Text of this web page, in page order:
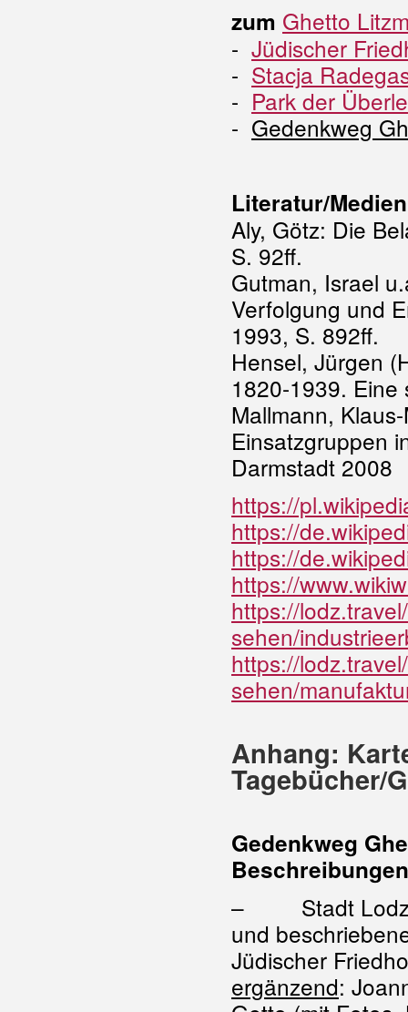
zum Ghetto
- Jüdischer
- Stacja
- Park der
- Gedenkweg
Literatur/Medien
Aly, Götz: Die
S. 92ff.
Gutman, Israel
Verfolgung und
1993, S. 892ff.
Hensel, Jürgen
1820-1939.
Mallmann,
Einsatzgruppen
Darmstadt 2008
https://
https://
https://
https://
https://
sehen/
https://
sehen/
Anhang:
Tagebücher/
Gedenkweg
Beschreibungen
– Stadt Lodz
und
Jüdischer
ergänzend: